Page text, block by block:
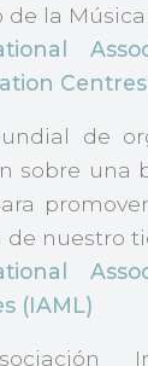
de la
Centres
de
sobre una
de nuestro
(IAML)